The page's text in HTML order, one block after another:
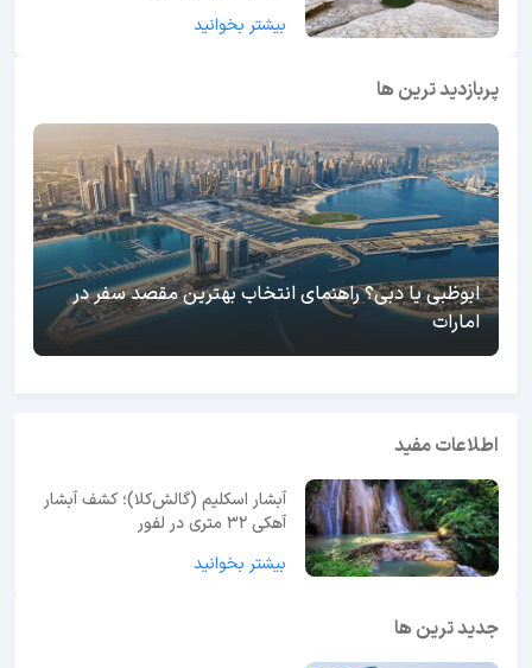
بیشتر بخوانید
پربازدید ترین ها
ابوظبی یا دبی؟ راهنمای انتخاب بهترین مقصد سفر در
امارات
اطلاعات مفید
آبشار اسکلیم (گالش‌کلا)؛ کشف آبشار
آهکی ۳۲ متری در لفور
بیشتر بخوانید
جدید ترین ها